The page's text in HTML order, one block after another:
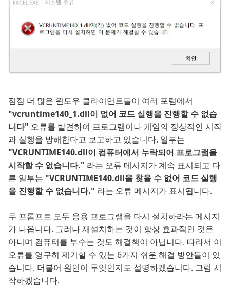
점점 더 많은 윈도우 클라이언트들이 여러 포럼에서
"vcruntime140_1.dll이 없어 코드 실행을 진행할 수 없습
니다" 오류를 발견하여 프로그램이나 게임의 정상적인 시작
과 실행을 방해한다고 보고하고 있습니다. 일부는
"VCRUNTIME140.dll이 컴퓨터에서 누락되어 프로그램을
시작할 수 없습니다." 라는 오류 메시지가 계속 표시되고 다
른 일부는 "VCRUNTIME140.dll을 찾을 수 없어 코드 실행
을 진행할 수 없습니다." 라는 오류 메시지가 표시됩니다.
두 프롬프트 모두 응용 프로그램을 다시 설치하라는 메시지
가 나옵니다. 그러나 재설치하는 것이 항상 효과적인 것은
아니며 컴퓨터를 부수는 것도 해결책이 아닙니다. 따라서 이
오류를 영구히 제거할 수 있는 6가지 쉬운 해결 방안들이 있
습니다. 더불어 원인이 무엇인지도 설명하겠습니다. 그럼 시
작하겠습니다.